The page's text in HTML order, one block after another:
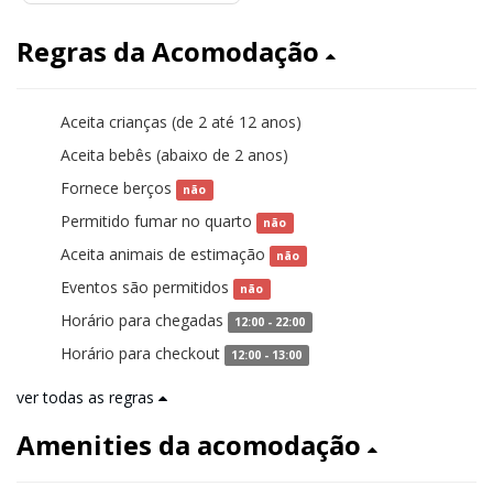
Regras da Acomodação
Aceita crianças (de 2 até 12 anos)
Aceita bebês (abaixo de 2 anos)
Fornece berços não
Permitido fumar no quarto não
Aceita animais de estimação não
Eventos são permitidos não
Horário para chegadas 12:00 - 22:00
Horário para checkout 12:00 - 13:00
ver todas as regras
Amenities da acomodação